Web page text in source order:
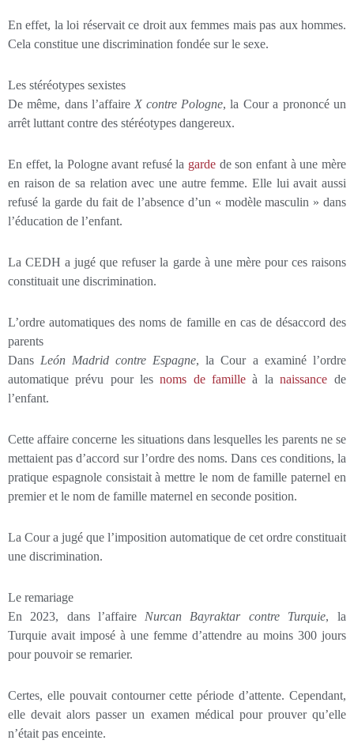
En effet, la loi réservait ce droit aux femmes mais pas aux hommes.
Cela constitue une discrimination fondée sur le sexe.
Les stéréotypes sexistes
De même, dans l’affaire X contre Pologne, la Cour a prononcé un
arrêt luttant contre des stéréotypes dangereux.
En effet, la Pologne avant refusé la garde de son enfant à une mère
en raison de sa relation avec une autre femme. Elle lui avait aussi
refusé la garde du fait de l’absence d’un « modèle masculin » dans
l’éducation de l’enfant.
La CEDH a jugé que refuser la garde à une mère pour ces raisons
constituait une discrimination.
L’ordre automatiques des noms de famille en cas de désaccord des
parents
Dans León Madrid contre Espagne, la Cour a examiné l’ordre
automatique prévu pour les noms de famille à la naissance de
l’enfant.
Cette affaire concerne les situations dans lesquelles les parents ne se
mettaient pas d’accord sur l’ordre des noms. Dans ces conditions, la
pratique espagnole consistait à mettre le nom de famille paternel en
premier et le nom de famille maternel en seconde position.
La Cour a jugé que l’imposition automatique de cet ordre constituait
une discrimination.
Le remariage
En 2023, dans l’affaire Nurcan Bayraktar contre Turquie, la
Turquie avait imposé à une femme d’attendre au moins 300 jours
pour pouvoir se remarier.
Certes, elle pouvait contourner cette période d’attente. Cependant,
elle devait alors passer un examen médical pour prouver qu’elle
n’était pas enceinte.